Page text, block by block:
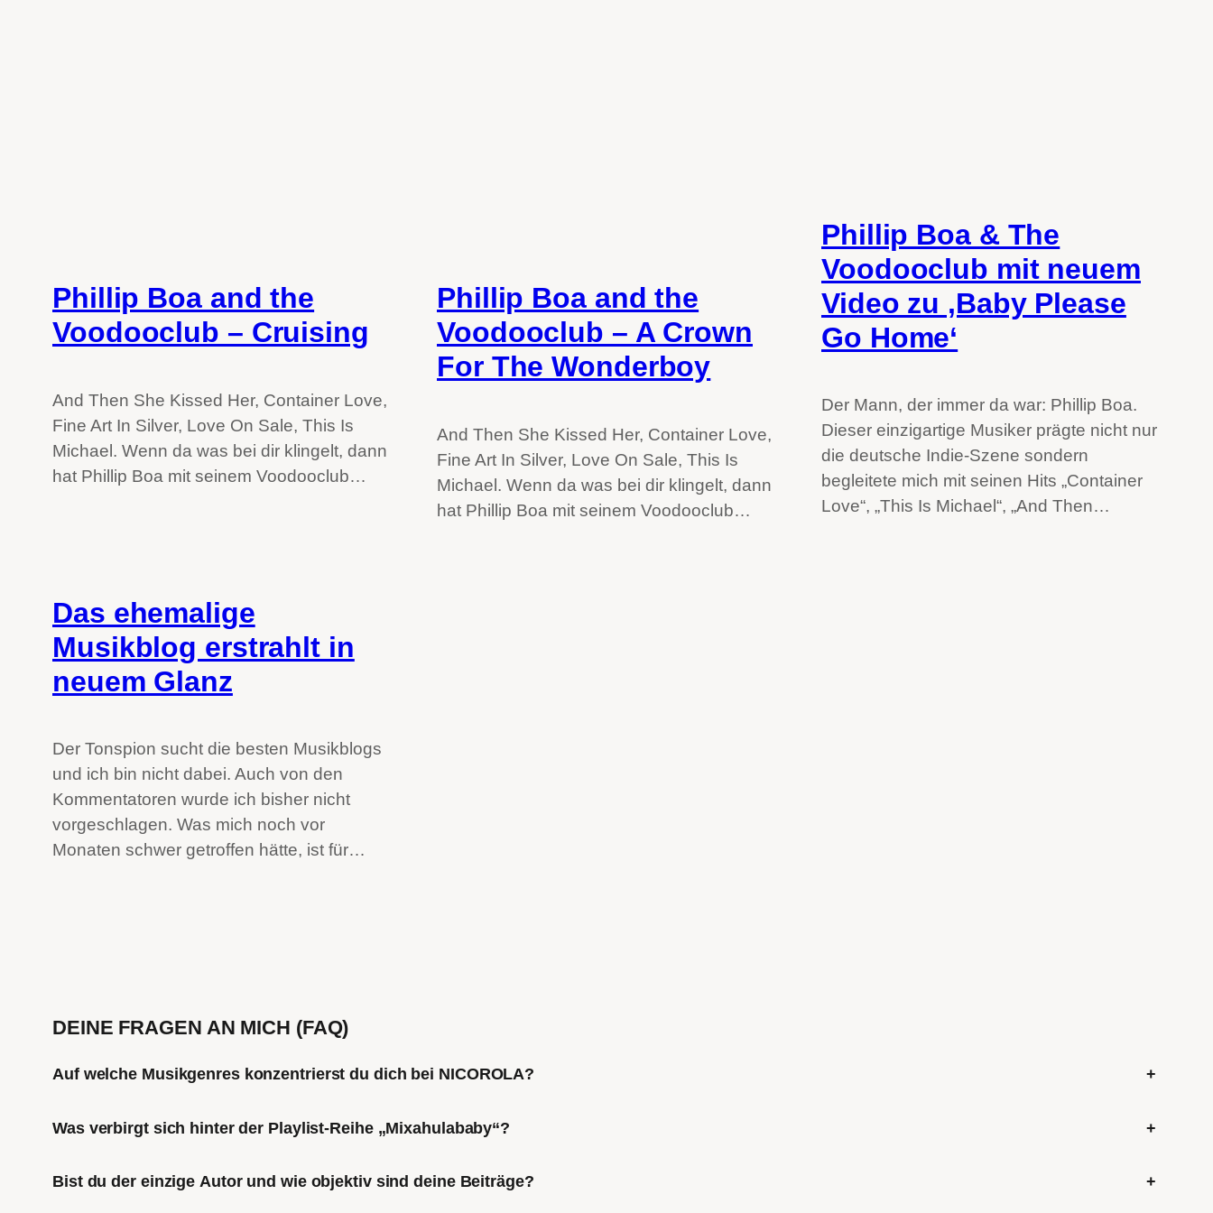
Phillip Boa and the
Voodooclub – Cruising
And Then She Kissed Her, Container Love,
Fine Art In Silver, Love On Sale, This Is
Michael. Wenn da was bei dir klingelt, dann
hat Phillip Boa mit seinem Voodooclub…
Phillip Boa and the
Voodooclub – A Crown
For The Wonderboy
And Then She Kissed Her, Container Love,
Fine Art In Silver, Love On Sale, This Is
Michael. Wenn da was bei dir klingelt, dann
hat Phillip Boa mit seinem Voodooclub…
Phillip Boa & The
Voodooclub mit neuem
Video zu ‚Baby Please
Go Home‘
Der Mann, der immer da war: Phillip Boa.
Dieser einzigartige Musiker prägte nicht nur
die deutsche Indie-Szene sondern
begleitete mich mit seinen Hits „Container
Love“, „This Is Michael“, „And Then…
Das ehemalige
Musikblog erstrahlt in
neuem Glanz
Der Tonspion sucht die besten Musikblogs
und ich bin nicht dabei. Auch von den
Kommentatoren wurde ich bisher nicht
vorgeschlagen. Was mich noch vor
Monaten schwer getroffen hätte, ist für…
DEINE FRAGEN AN MICH (FAQ)
Auf welche Musikgenres konzentrierst du dich bei NICOROLA? +
Was verbirgt sich hinter der Playlist-Reihe „Mixahulababy“? +
Bist du der einzige Autor und wie objektiv sind deine Beiträge? +